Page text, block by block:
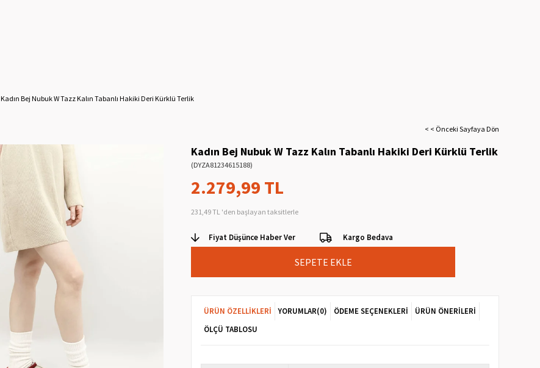
Kadın Bej Nubuk W Tazz Kalın Tabanlı Hakiki Deri Kürklü Terlik
< < Önceki Sayfaya Dön
Kadın Bej Nubuk W Tazz Kalın Tabanlı Hakiki Deri Kürklü Terlik
(DYZA81234615188)
2.279,99 TL
231,49 TL 'den başlayan taksitlerle
Fiyat Düşünce Haber Ver Kargo Bedava
ÜRÜN ÖZELLIKLERI YORUMLAR(0) ÖDEME SEÇENEKLERI
ÜRÜN ÖNERILERI
ÖLÇÜ TABLOSU